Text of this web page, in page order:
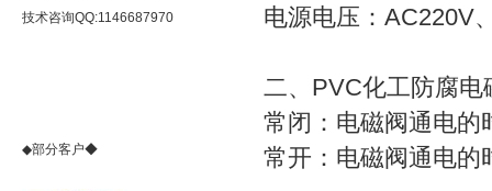
技术咨询QQ:1146687970
◆部分客户◆
电源电压： AC220V
二、PVC化工防腐电
常闭：电磁阀通电的
常开：电磁阀通电的